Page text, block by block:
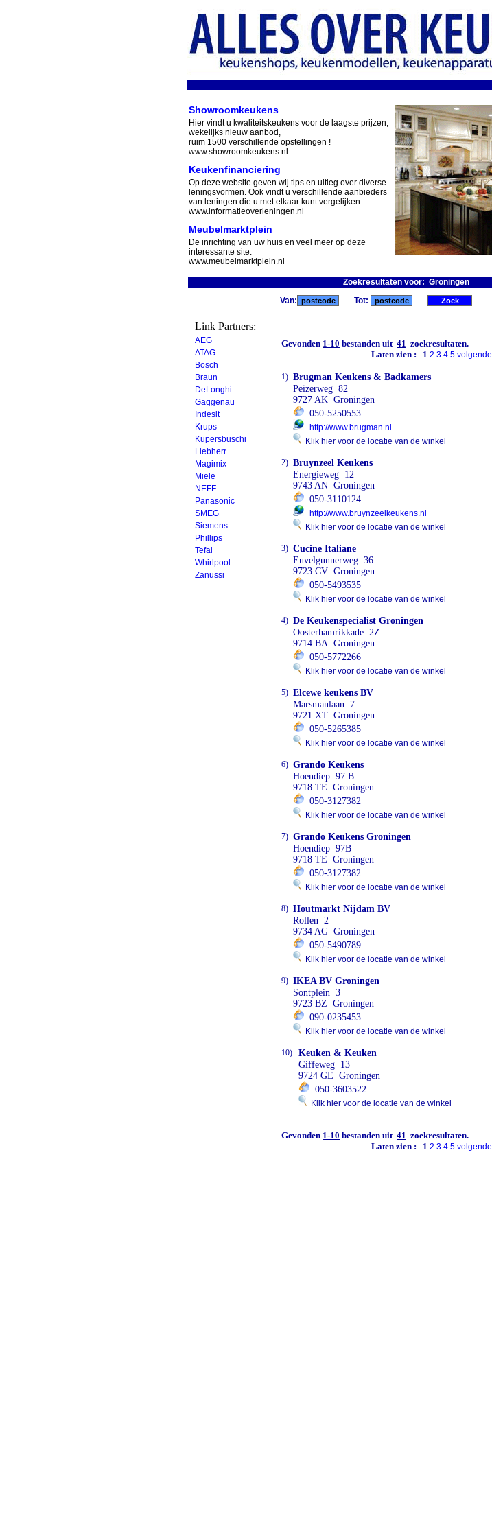
Showroomkeukens
Hier vindt u kwaliteitskeukens voor de laagste prijzen,
wekelijks nieuw aanbod,
ruim 1500 verschillende opstellingen !
www.showroomkeukens.nl
Keukenfinanciering
Op deze website geven wij tips en uitleg over diverse
leningsvormen. Ook vindt u verschillende aanbieders
van leningen die u met elkaar kunt vergelijken.
www.informatieoverleningen.nl
Meubelmarktplein
De inrichting van uw huis en veel meer op deze
interessante site.
www.meubelmarktplein.nl
Zoekresultaten voor: Groningen
Link Partners:
AEG
ATAG
Bosch
Braun
DeLonghi
Gaggenau
Indesit
Krups
Kupersbuschi
Liebherr
Magimix
Miele
NEFF
Panasonic
SMEG
Siemens
Phillips
Tefal
Whirlpool
Zanussi
Van: Tot:
Gevonden 1-10 bestanden uit 41 zoekresultaten.
Laten zien :
1 2 3 4 5 volgende
1) Brugman Keukens & Badkamers
Peizerweg 82
9727 AK Groningen
050-5250553
http://www.brugman.nl
Klik hier voor de locatie van de winkel
2) Bruynzeel Keukens
Energieweg 12
9743 AN Groningen
050-3110124
http://www.bruynzeelkeukens.nl
Klik hier voor de locatie van de winkel
3) Cucine Italiane
Euvelgunnerweg 36
9723 CV Groningen
050-5493535
Klik hier voor de locatie van de winkel
4) De Keukenspecialist Groningen
Oosterhamrikkade 2Z
9714 BA Groningen
050-5772266
Klik hier voor de locatie van de winkel
5) Elcewe keukens BV
Marsmanlaan 7
9721 XT Groningen
050-5265385
Klik hier voor de locatie van de winkel
6) Grando Keukens
Hoendiep 97 B
9718 TE Groningen
050-3127382
Klik hier voor de locatie van de winkel
7) Grando Keukens Groningen
Hoendiep 97B
9718 TE Groningen
050-3127382
Klik hier voor de locatie van de winkel
8) Houtmarkt Nijdam BV
Rollen 2
9734 AG Groningen
050-5490789
Klik hier voor de locatie van de winkel
9) IKEA BV Groningen
Sontplein 3
9723 BZ Groningen
090-0235453
Klik hier voor de locatie van de winkel
10)
Keuken & Keuken
Giffeweg 13
9724 GE Groningen
050-3603522
Klik hier voor de locatie van de winkel
Gevonden 1-10 bestanden uit 41 zoekresultaten.
Laten zien :
1 2 3 4 5 volgende